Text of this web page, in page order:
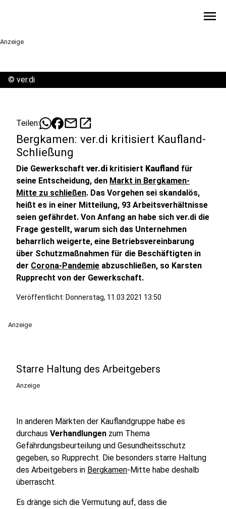
menu
Anzeige
© ver.di
Teilen: mailopen_in_new
Bergkamen: ver.di kritisiert Kaufland-
Schließung
Die Gewerkschaft ver.di kritisiert Kaufland für
seine Entscheidung, den Markt in Bergkamen-
Mitte zu schließen. Das Vorgehen sei skandalös,
heißt es in einer Mitteilung, 93 Arbeitsverhältnisse
seien gefährdet. Von Anfang an habe sich ver.di die
Frage gestellt, warum sich das Unternehmen
beharrlich weigerte, eine Betriebsvereinbarung
über Schutzmaßnahmen für die Beschäftigten in
der Corona-Pandemie abzuschließen, so Karsten
Rupprecht von der Gewerkschaft.
Veröffentlicht: Donnerstag, 11.03.2021 13:50
Anzeige
Starre Haltung des Arbeitgebers
Anzeige
In anderen Märkten der Kauflandgruppe habe es
durchaus Verhandlungen zum Thema
Gefährdungsbeurteilung und Gesundheitsschutz
gegeben, so Rupprecht. Die besonders starre Haltung
des Arbeitgebers in Bergkamen-Mitte habe deshalb
überrascht.
Es dränge sich die Vermutung auf, dass die